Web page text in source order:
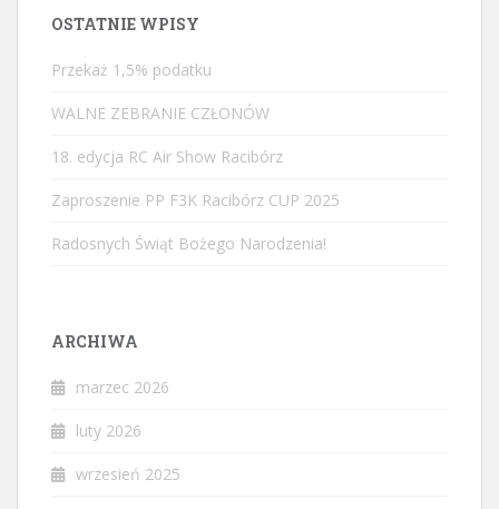
OSTATNIE WPISY
Przekaż 1,5% podatku
WALNE ZEBRANIE CZŁONÓW
18. edycja RC Air Show Racibórz
Zaproszenie PP F3K Racibórz CUP 2025
Radosnych Świąt Bożego Narodzenia!
ARCHIWA
marzec 2026
luty 2026
wrzesień 2025